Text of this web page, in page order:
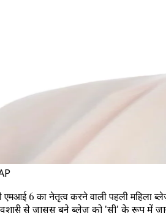
6 का नेतृत्व करने वाली पहली महिला
से जासूस बने ब्लेज़ को 'सी' के रूप में